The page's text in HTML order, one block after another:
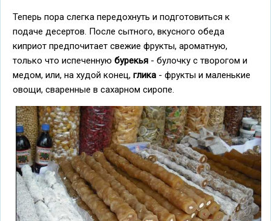
Теперь пора слегка передохнуть и подготовиться к
подаче десертов. После сытного, вкусного обеда
киприот предпочитает свежие фрукты, ароматную,
только что испеченную бурекья - булочку с творогом и
медом, или, на худой конец, глика - фрукты и маленькие
овощи, сваренные в сахарном сиропе.